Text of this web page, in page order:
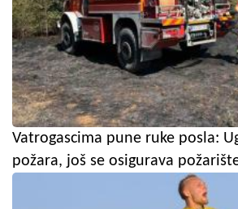
Vatrogascima pune ruke posla:
požara, još se osigurava